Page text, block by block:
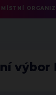
výbor